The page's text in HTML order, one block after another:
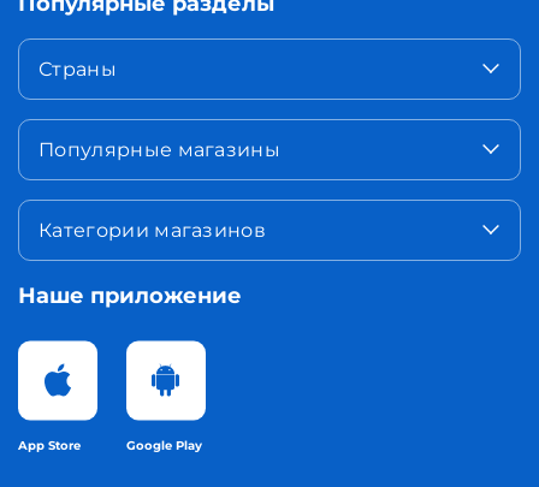
Страны
Популярные магазины
Категории магазинов
Наше приложение
App Store Google Play